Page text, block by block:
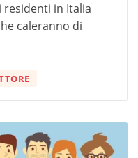
residenti in Italia
caleranno di